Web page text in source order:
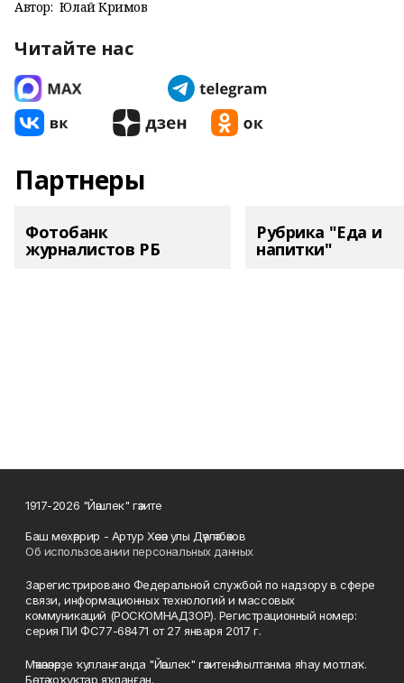
Автор: Юлай Кәримов
Читайте нас
Партнеры
Фотобанк
журналистов РБ
Рубрика "Еда и
напитки"
1917-2026 "Йәшлек" гәзите
Баш мөхәррир - Артур Хәсән улы Дәүләтбәков
Об использовании персональных данных
Зарегистрировано Федеральной службой по надзору в сфере
связи, информационных технологий и массовых
коммуникаций (РОСКОМНАДЗОР). Регистрационный номер:
серия ПИ ФС77-68471 от 27 января 2017 г.
Мәҡәләләрҙе ҡулланғанда "Йәшлек" гәзитенә һылтанма яһау мотлаҡ.
Бөтә хоҡуҡтар яҡланған.